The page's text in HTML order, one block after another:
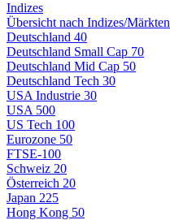
Indizes
Übersicht nach Indizes/Märkten
Deutschland 40
Deutschland Small Cap 70
Deutschland Mid Cap 50
Deutschland Tech 30
USA Industrie 30
USA 500
US Tech 100
Eurozone 50
FTSE-100
Schweiz 20
Österreich 20
Japan 225
Hong Kong 50